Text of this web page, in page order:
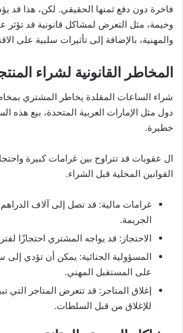
فاخرة دون دفع ثمنها الحقيقي. لكن، هذا قد
وخيمة، مثل التعرض لمشاكل قانونية قد تؤثر
والمهنية، بالإضافة إلى تأثيرات سلبية على
المخاطر القانونية لشراء
شراء الساعات المقلدة يخاطر المشتري
دول مثل الإمارات العربية المتحدة، بيع هذه
خطيرة.
ال عقوبات قد تتراوح بين غرامات كبيرة
القوانين المحلية قبل الشراء.
غرامات مالية: قد تصل إلى آلاف
الجريمة.
الاحتجاز: قد يواجه المشتري احتجازًا
المسؤولية الجنائية: يمكن أن تؤدي إلى
على المستقبل المهني.
إغلاق المتاجر: قد تتعرض المتاجر التي
للإغلاق من قبل السلطات.